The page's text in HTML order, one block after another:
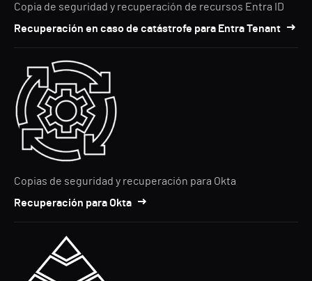
Copia de seguridad y recuperación de recursos Entra ID
Recuperación en caso de catástrofe para Entra Tenant
Copias de seguridad y recuperación para Okta
Recuperación para Okta